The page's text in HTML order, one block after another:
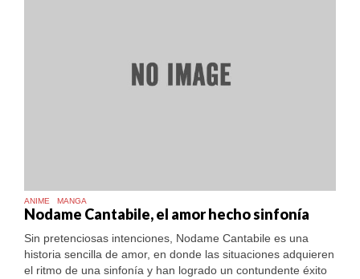
ANIME MANGA
Nodame Cantabile, el amor hecho sinfonía
Sin pretenciosas intenciones, Nodame Cantabile es una
historia sencilla de amor, en donde las situaciones adquieren
el ritmo de una sinfonía y han logrado un contundente éxito